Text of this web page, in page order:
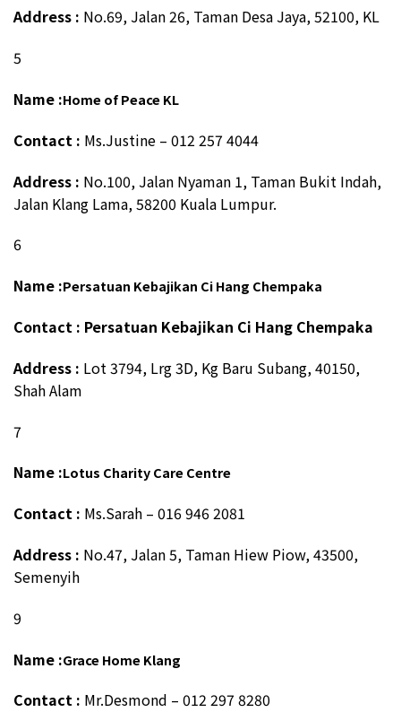
Address : No.69, Jalan 26, Taman Desa Jaya, 52100, KL
5
Name :Home of Peace KL
Contact : Ms.Justine – 012 257 4044
Address : No.100, Jalan Nyaman 1, Taman Bukit Indah,
Jalan Klang Lama, 58200 Kuala Lumpur.
6
Name :Persatuan Kebajikan Ci Hang Chempaka
Contact : Persatuan Kebajikan Ci Hang Chempaka
Address : Lot 3794, Lrg 3D, Kg Baru Subang, 40150,
Shah Alam
7
Name :Lotus Charity Care Centre
Contact : Ms.Sarah – 016 946 2081
Address : No.47, Jalan 5, Taman Hiew Piow, 43500,
Semenyih
9
Name :Grace Home Klang
Contact : Mr.Desmond – 012 297 8280